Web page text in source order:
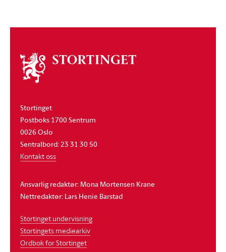
Om
stortinget
Stortinget
Postboks 1700 Sentrum
0026 Oslo
Sentralbord: 23 31 30 50
Kontakt oss
Ansvarlig redaktør: Mona Mortensen Krane
Nettredaktør: Lars Henie Barstad
Stortinget undervisning
Stortingets mediearkiv
Ordbok for Stortinget